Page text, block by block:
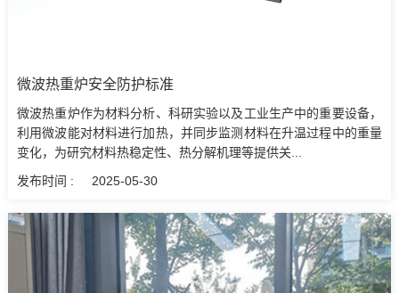
微波热重炉安全防护标准
微波热重炉作为材料分析、科研实验以及工业生产中的重要设备，
利用微波能对材料进行加热，并同步监测材料在升温过程中的重量
变化，为研究材料热稳定性、热分解机理等提供关...
发布时间 :
2025-05-30